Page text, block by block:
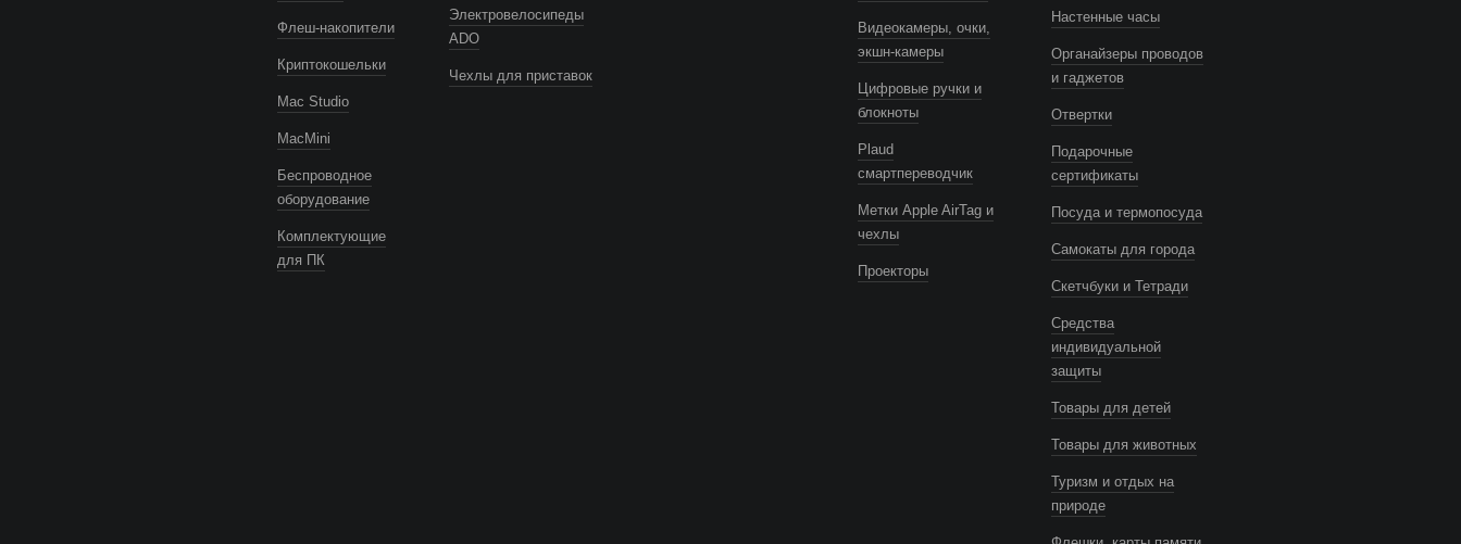
Флеш-накопители
Криптокошельки
Mac Studio
MacMini
Беспроводное
оборудование
Комплектующие
для ПК
Электровелосипеды
ADO
Чехлы для приставок
Видеокамеры, очки,
экшн-камеры
Цифровые ручки и
блокноты
Plaud
смартпереводчик
Метки Apple AirTag и
чехлы
Проекторы
Настенные часы
Органайзеры проводов
и гаджетов
Отвертки
Подарочные
сертификаты
Посуда и термопосуда
Самокаты для города
Скетчбуки и Тетради
Средства
индивидуальной
защиты
Товары для детей
Товары для животных
Туризм и отдых на
природе